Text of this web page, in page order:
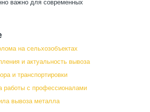
на сельхозобъектах
и актуальность вывоза
и транспортировки
работы с профессионалами
вывоза металла